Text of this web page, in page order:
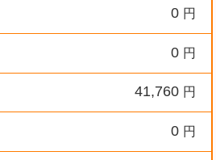
0 円
0 円
41,760 円
0 円